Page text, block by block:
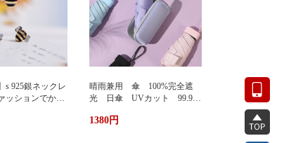
s 925銀ネックレ
ションでかわ
晴雨兼用 傘 100%完全遮
光 日傘 UVカット 99.9%
み傘 遮光 遮熱 撥水 耐
1380円